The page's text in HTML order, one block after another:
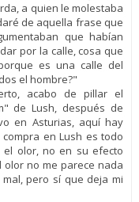
a quien le molestaba
de aquella frase que
que habían
por la calle, cosa que
es una calle del
el hombre?"
acabo de pillar el
de Lush, después de
en Asturias, aquí hay
en Lush es todo
el olor, no en su efecto
olor no me parece nada
pero sí que deja mi